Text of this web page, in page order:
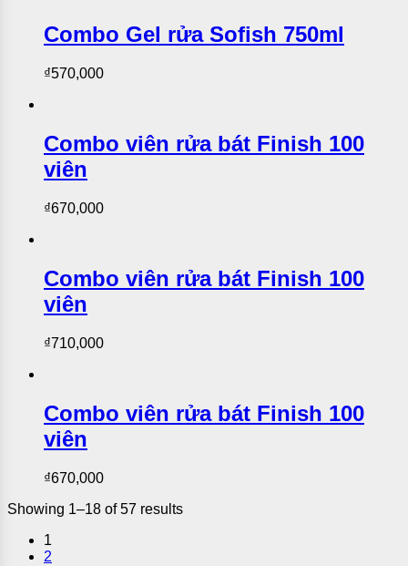
Combo Gel rửa Sofish 750ml
₫570,000
Combo viên rửa bát Finish 100
viên
₫670,000
Combo viên rửa bát Finish 100
viên
₫710,000
Combo viên rửa bát Finish 100
viên
₫670,000
Showing 1–18 of 57 results
1
2